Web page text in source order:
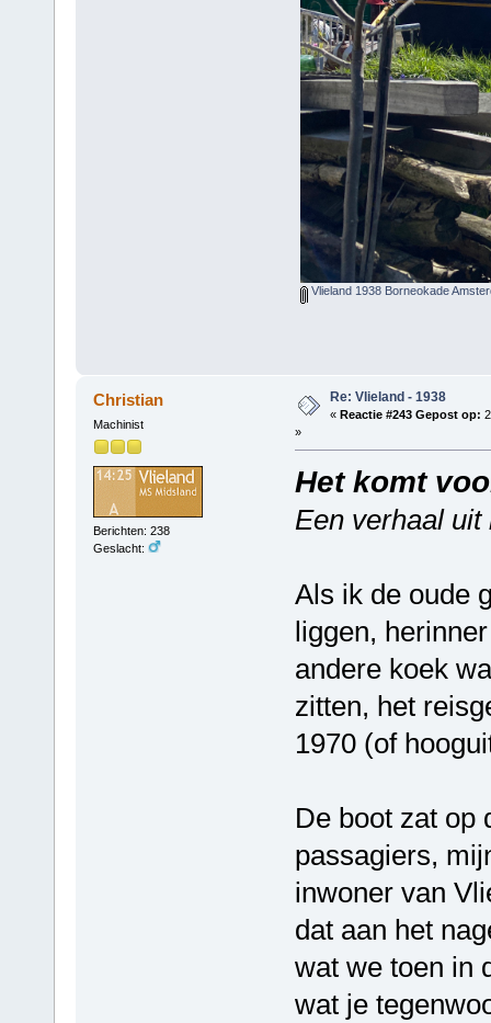
Vlieland 1938 Borneokade
Christian
Machinist
Berichten: 238
Geslacht:
Re: Vlieland - 1938
« Reactie #243 Gepost op:
»
Het komt
Een verhaal uit
Als ik de oude
liggen,
andere koek
zitten, het
1970 (of
De boot zat op
passagiers,
inwoner van
dat aan het
wat we toen in
wat je